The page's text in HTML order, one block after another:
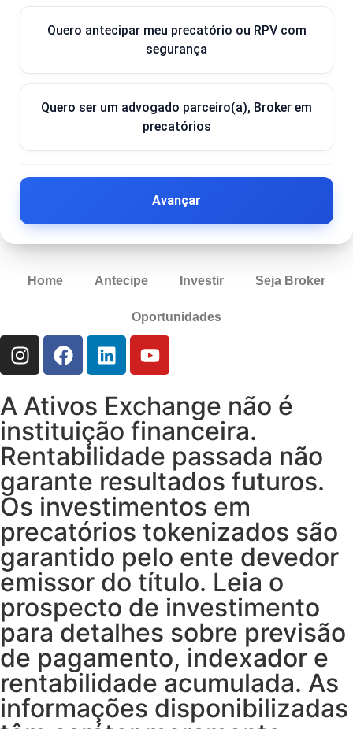
Quero antecipar meu precatório ou RPV com
segurança
Quero ser um advogado parceiro(a), Broker em
precatórios
Avançar
Home Antecipe Investir Seja Broker
Oportunidades
A Ativos Exchange não é
instituição financeira.
Rentabilidade passada não
garante resultados futuros.
Os investimentos em
precatórios tokenizados são
garantido pelo ente devedor
emissor do título. Leia o
prospecto de investimento
para detalhes sobre previsão
de pagamento, indexador e
rentabilidade acumulada. As
informações disponibilizadas